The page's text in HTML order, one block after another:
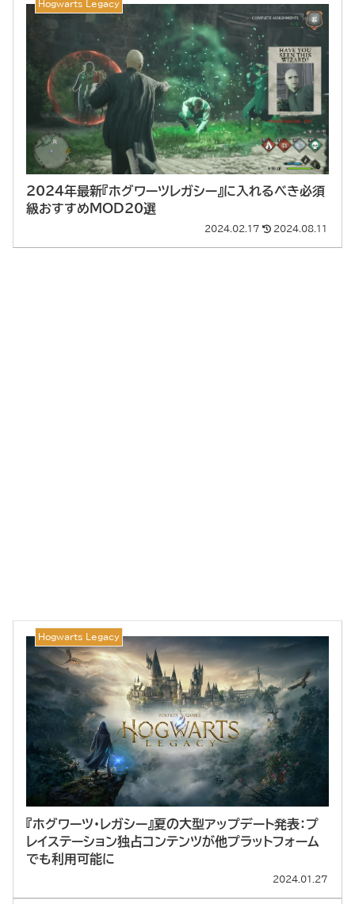
Hogwarts Legacy
2024年最新『ホグワーツレガシー』に入れるべき必須
級おすすめMOD20選
2024.02.17 2024.08.11
Hogwarts Legacy
『ホグワーツ・レガシー』夏の大型アップデート発表：プ
レイステーション独占コンテンツが他プラットフォーム
でも利用可能に
2024.01.27